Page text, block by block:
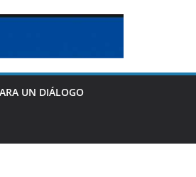
UN DIÁLOGO